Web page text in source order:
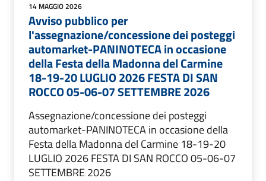
14 MAGGIO 2026
Avviso pubblico per
l'assegnazione/concessione dei posteggi
automarket-PANINOTECA in occasione
della Festa della Madonna del Carmine
18-19-20 LUGLIO 2026 FESTA DI SAN
ROCCO 05-06-07 SETTEMBRE 2026
Assegnazione/concessione dei posteggi
automarket-PANINOTECA in occasione della
Festa della Madonna del Carmine 18-19-20
LUGLIO 2026 FESTA DI SAN ROCCO 05-06-07
SETTEMBRE 2026